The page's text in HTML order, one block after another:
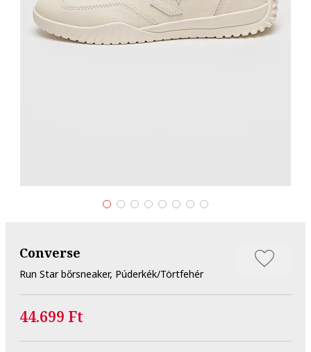
Converse
Run Star bőrsneaker, Púderkék/Törtfehér
44.699 Ft